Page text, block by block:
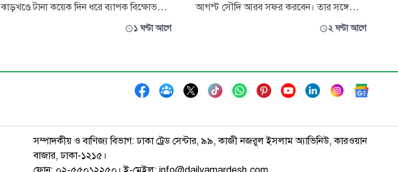
ঝাড়খণ্ডে টানা কয়েক দিন ধরে ব্যাপক বিক্ষোভ
চলছে। আন্দোলনরত শিক্ষার্থীদের পাশে থাকার
অগ্রাধিকার। ঝাড়খণ্ড কংগ্রেসের ভারপ্রাপ্ত নেতা কে
১ ঘণ্টা আগে
আগস্ট সৌদি আরব সফর করবেন। তার সঙ্গে
থাকবেন দেশটির সেনাপ্রধান ফিল্ড মার্শাল আসিম
সালমানের সঙ্গে বৈঠক করবেন।
২ ঘণ্টা আগে
সম্পাদকীয় ও বাণিজ্য বিভাগ: ঢাকা ট্রেড সেন্টার, ৯৯, কাজী নজরুল ইসলাম অ্যাভিনিউ, কারওয়ান
বাজার, ঢাকা-১২১৫।